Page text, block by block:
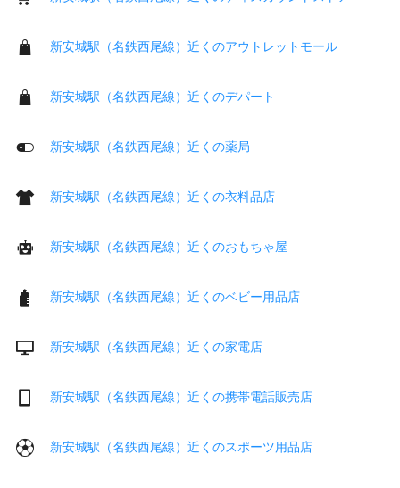
新安城駅（名鉄西尾線）近くのアウトレットモール
新安城駅（名鉄西尾線）近くのデパート
新安城駅（名鉄西尾線）近くの薬局
新安城駅（名鉄西尾線）近くの衣料品店
新安城駅（名鉄西尾線）近くのおもちゃ屋
新安城駅（名鉄西尾線）近くのベビー用品店
新安城駅（名鉄西尾線）近くの家電店
新安城駅（名鉄西尾線）近くの携帯電話販売店
新安城駅（名鉄西尾線）近くのスポーツ用品店